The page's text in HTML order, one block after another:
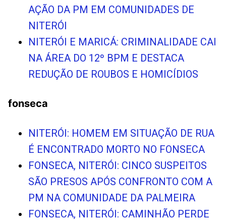
AÇÃO DA PM EM COMUNIDADES DE
NITERÓI
NITERÓI E MARICÁ: CRIMINALIDADE CAI
NA ÁREA DO 12º BPM E DESTACA
REDUÇÃO DE ROUBOS E HOMICÍDIOS
fonseca
NITERÓI: HOMEM EM SITUAÇÃO DE RUA
É ENCONTRADO MORTO NO FONSECA
FONSECA, NITERÓI: CINCO SUSPEITOS
SÃO PRESOS APÓS CONFRONTO COM A
PM NA COMUNIDADE DA PALMEIRA
FONSECA, NITERÓI: CAMINHÃO PERDE